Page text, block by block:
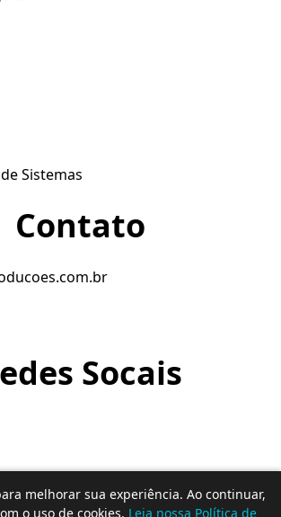
melhorar sua experiência. Ao continuar,
o uso de cookies. Leia nossa Política de
Sistemas
Contato
Socais